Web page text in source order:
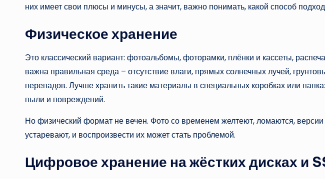
них имеет свои плюсы и минусы, а значит, важно понимать, какой способ
Физическое хранение
Это классический вариант: фотоальбомы, фоторамки, плёнки и кассеты,
важна правильная среда – отсутствие влаги, прямых солнечных лучей,
перепадов. Лучше хранить такие материалы в специальных коробках или
пыли и повреждений.
Но физический формат не вечен. Фото со временем желтеют, ломаются, версии
устаревают, и воспроизвести их может стать проблемой.
Цифровое хранение на жёстких дисках и